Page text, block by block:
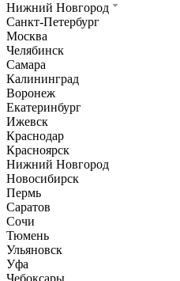
Нижний Новгород
Санкт-Петербург
Москва
Челябинск
Самара
Калининград
Воронеж
Екатеринбург
Ижевск
Краснодар
Красноярск
Нижний Новгород
Новосибирск
Пермь
Саратов
Сочи
Тюмень
Ульяновск
Уфа
Чебоксары